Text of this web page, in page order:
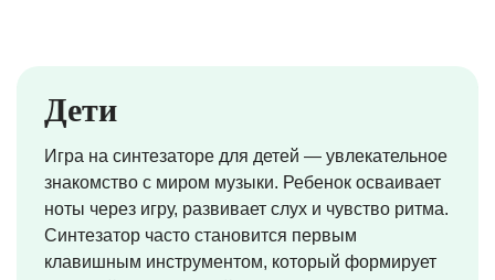
Дети
Игра на синтезаторе для детей — увлекательное
знакомство с миром музыки. Ребенок осваивает
ноты через игру, развивает слух и чувство ритма.
Синтезатор часто становится первым
клавишным инструментом, который формирует